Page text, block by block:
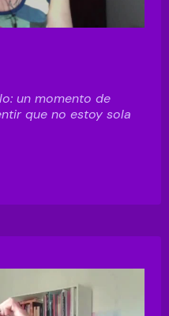
un momento de
que no estoy sola